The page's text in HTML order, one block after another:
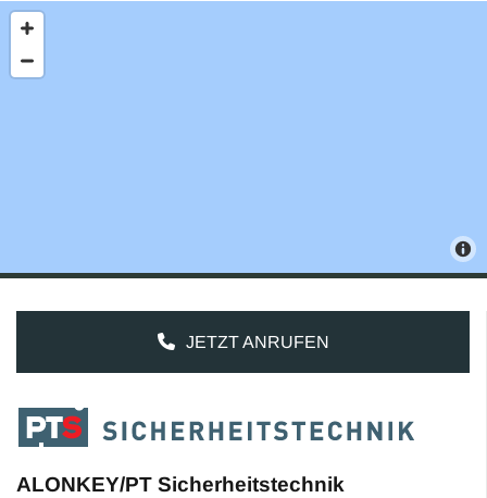
JETZT ANRUFEN
ALONKEY/PT Sicherheitstechnik